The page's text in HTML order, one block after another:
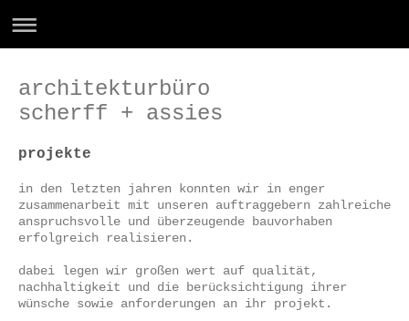
architekturbüro
scherff + assies
projekte
in den letzten jahren konnten wir in enger
zusammenarbeit mit unseren auftraggebern zahlreiche
anspruchsvolle und überzeugende bauvorhaben
erfolgreich realisieren.
dabei legen wir großen wert auf qualität,
nachhaltigkeit und die berücksichtigung ihrer
wünsche sowie anforderungen an ihr projekt.